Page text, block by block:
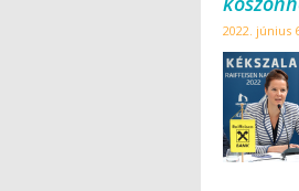
2022. június